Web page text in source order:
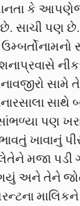
કે
સાચી પણ
સામે
પણ
ખાવાનું
મજા પડી
અને તેને